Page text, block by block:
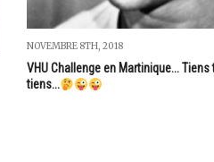
NOVEMBRE 8TH, 2018
VHU Challenge en Martinique... Tiens
tiens...